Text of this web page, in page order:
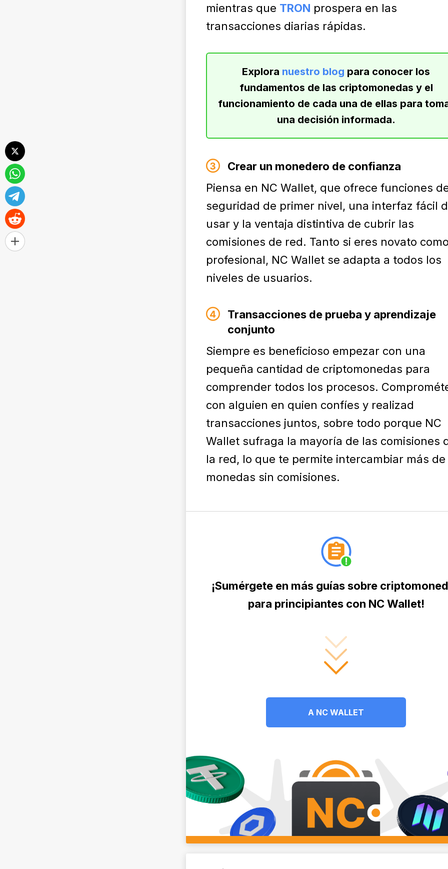
mientras que TRON prospera en las
transacciones diarias rápidas.
Explora nuestro blog para conocer los
fundamentos de las criptomonedas y el
funcionamiento de cada una de ellas para
una decisión informada.
Crear un monedero de confianza
Piensa en NC Wallet, que ofrece funciones
seguridad de primer nivel, una interfaz fácil
usar y la ventaja distintiva de cubrir las
comisiones de red. Tanto si eres novato
profesional, NC Wallet se adapta a todos los
niveles de usuarios.
Transacciones de prueba y aprendizaje
conjunto
Siempre es beneficioso empezar con una
pequeña cantidad de criptomonedas para
comprender todos los procesos.
con alguien en quien confíes y realizad
transacciones juntos, sobre todo porque NC
Wallet sufraga la mayoría de las comisiones
la red, lo que te permite intercambiar más de
monedas sin comisiones.
¡Sumérgete en más guías sobre
para principiantes con NC Wallet!
A NC WALLET